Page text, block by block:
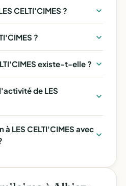
CELTI'CIMES ?
?
existe-t-elle ?
de LES
LES CELTI'CIMES avec